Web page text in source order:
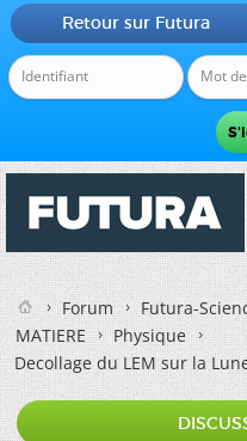
Retour sur Futura
Forum
Futura-
MATIERE
Physique
Decollage du LEM sur la